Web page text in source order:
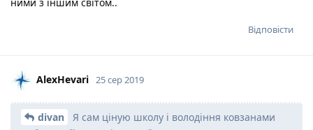
Відповісти
AlexHevari 25 сер 2019
divan
Я сам ціную школу і володіння ковзанами